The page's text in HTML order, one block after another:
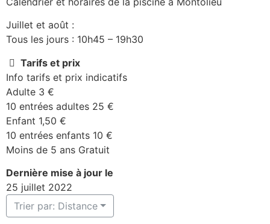
Juillet et août :
Tous les jours : 10h45 – 19h30
Tarifs et prix
Info tarifs et prix indicatifs
Adulte 3 €
10 entrées adultes 25 €
Enfant 1,50 €
10 entrées enfants 10 €
Moins de 5 ans Gratuit
Dernière mise à jour le
25 juillet 2022
Trier par: Distance